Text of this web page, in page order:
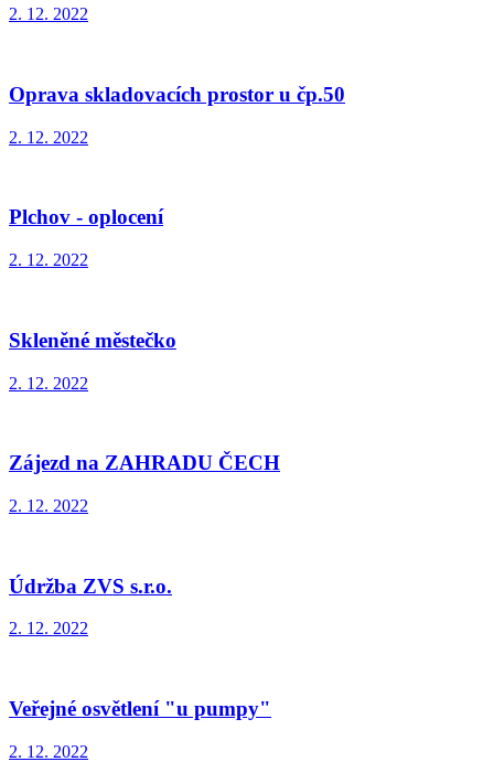
2. 12. 2022
Oprava skladovacích prostor u čp.50
2. 12. 2022
Plchov - oplocení
2. 12. 2022
Skleněné městečko
2. 12. 2022
Zájezd na ZAHRADU ČECH
2. 12. 2022
Údržba ZVS s.r.o.
2. 12. 2022
Veřejné osvětlení "u pumpy"
2. 12. 2022